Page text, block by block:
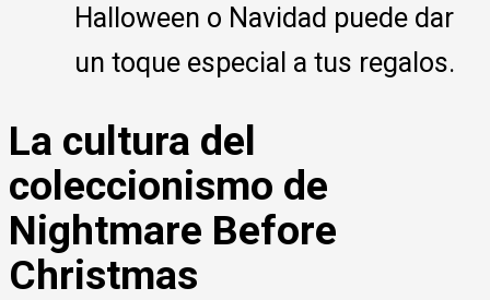
Halloween o Navidad puede dar
un toque especial a tus regalos.
La cultura del
coleccionismo de
Nightmare Before
Christmas